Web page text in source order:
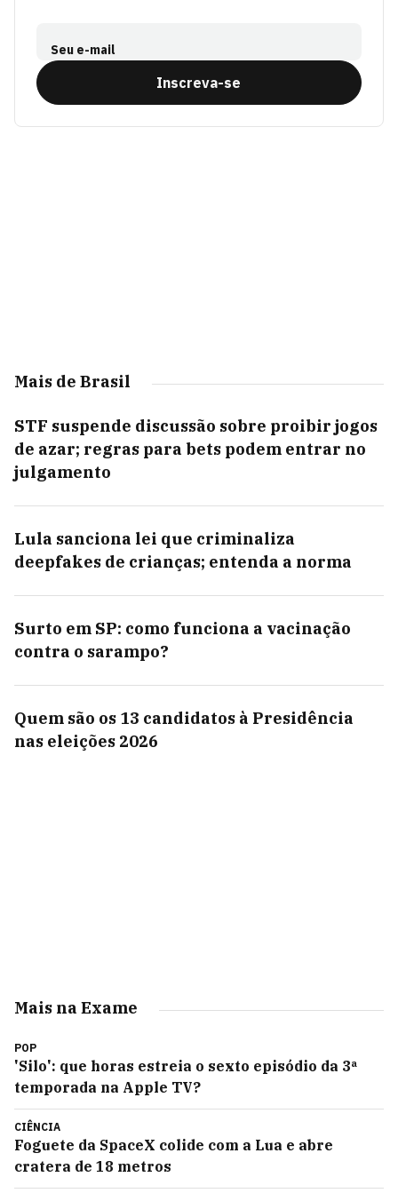
Seu e-mail
Inscreva-se
Mais de Brasil
STF suspende discussão sobre proibir jogos
de azar; regras para bets podem entrar no
julgamento
Lula sanciona lei que criminaliza
deepfakes de crianças; entenda a norma
Surto em SP: como funciona a vacinação
contra o sarampo?
Quem são os 13 candidatos à Presidência
nas eleições 2026
Mais na Exame
POP
'Silo': que horas estreia o sexto episódio da 3ª
temporada na Apple TV?
CIÊNCIA
Foguete da SpaceX colide com a Lua e abre
cratera de 18 metros